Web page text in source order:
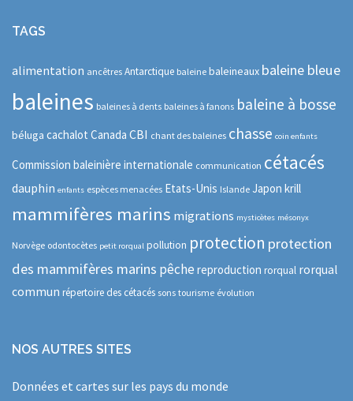
TAGS
alimentation ancêtres Antarctique baleine baleineaux baleine bleue
baleines baleines à dents baleines à fanons baleine à bosse
béluga cachalot Canada CBI chant des baleines chasse coin enfants
Commission baleinière internationale communication cétacés
dauphin enfants espèces menacées Etats-Unis Islande Japon krill
mammifères marins migrations mysticètes mésonyx
Norvège odontocètes petit rorqual pollution protection protection
des mammifères marins pêche reproduction rorqual rorqual
commun répertoire des cétacés sons tourisme évolution
NOS AUTRES SITES
Données et cartes sur les pays du monde